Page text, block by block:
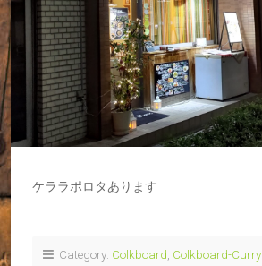
ケララポロタあります
Category: Colkboard Colkboard-Curry